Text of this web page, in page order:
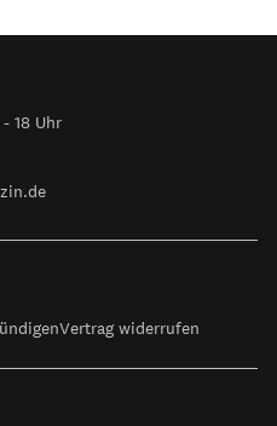
18 Uhr
Vertrag widerrufen